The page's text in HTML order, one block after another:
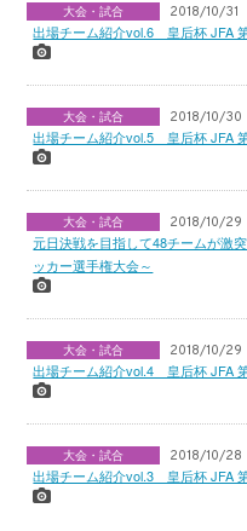
大会・試合 2018/10/31
出場チーム紹介vol.6 皇后杯 JFA
大会・試合 2018/10/30
出場チーム紹介vol.5 皇后杯 JFA
大会・試合 2018/10/29
元日決戦を目指して48チームが激
ッカー選手権大会～
大会・試合 2018/10/29
出場チーム紹介vol.4 皇后杯 JFA
大会・試合 2018/10/28
出場チーム紹介vol.3 皇后杯 JFA